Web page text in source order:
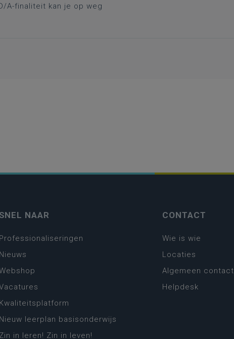
A-finaliteit kan je op weg
NAAR
Professionaliseringen
Nieuws
Kwaliteitsplatform
Nieuw leerplan basisonderwijs
Zin in leren! Zin in leven!
CONTACT
Wie is wie
Locaties
Algemeen contact
Helpdesk